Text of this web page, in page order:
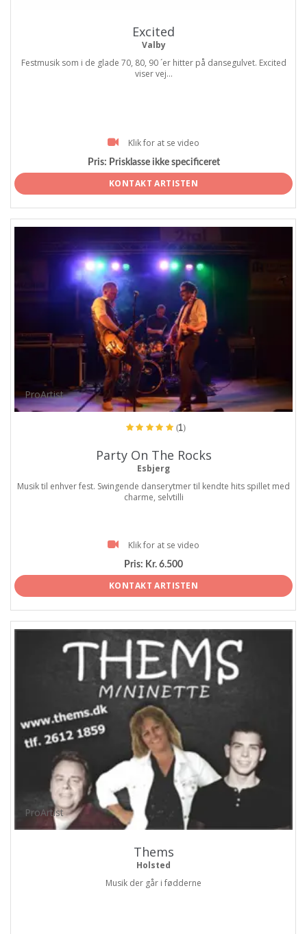
Excited
Valby
Festmusik som i de glade 70, 80, 90 ´er hitter på dansegulvet. Excited
viser vej...
Klik for at se video
Pris: Prisklasse ikke specificeret
KONTAKT ARTISTEN
ProArtist
(1)
Party On The Rocks
Esbjerg
Musik til enhver fest. Swingende danserytmer til kendte hits spillet med
charme, selvtilli
Klik for at se video
Pris: Kr. 6.500
KONTAKT ARTISTEN
ProArtist
Thems
Holsted
Musik der går i fødderne